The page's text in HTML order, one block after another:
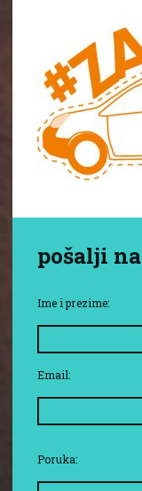
pošalji
Ime i prezime:
Email:
Poruka: